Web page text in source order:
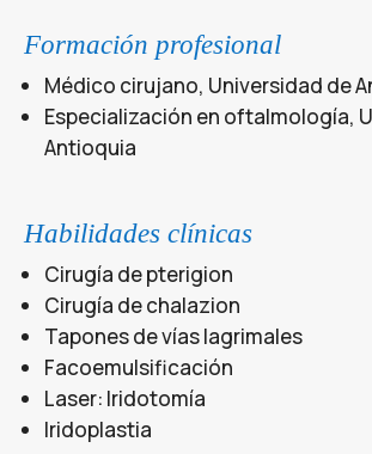
Formación profesional
Médico cirujano, Universidad de
Especialización en oftalmología,
Antioquia
Habilidades clínicas
Cirugía de pterigion
Cirugía de chalazion
Tapones de vías lagrimales
Facoemulsificación
Laser: Iridotomía
Iridoplastia